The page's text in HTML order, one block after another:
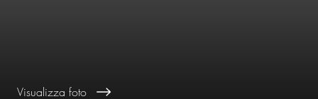
Visualizza foto